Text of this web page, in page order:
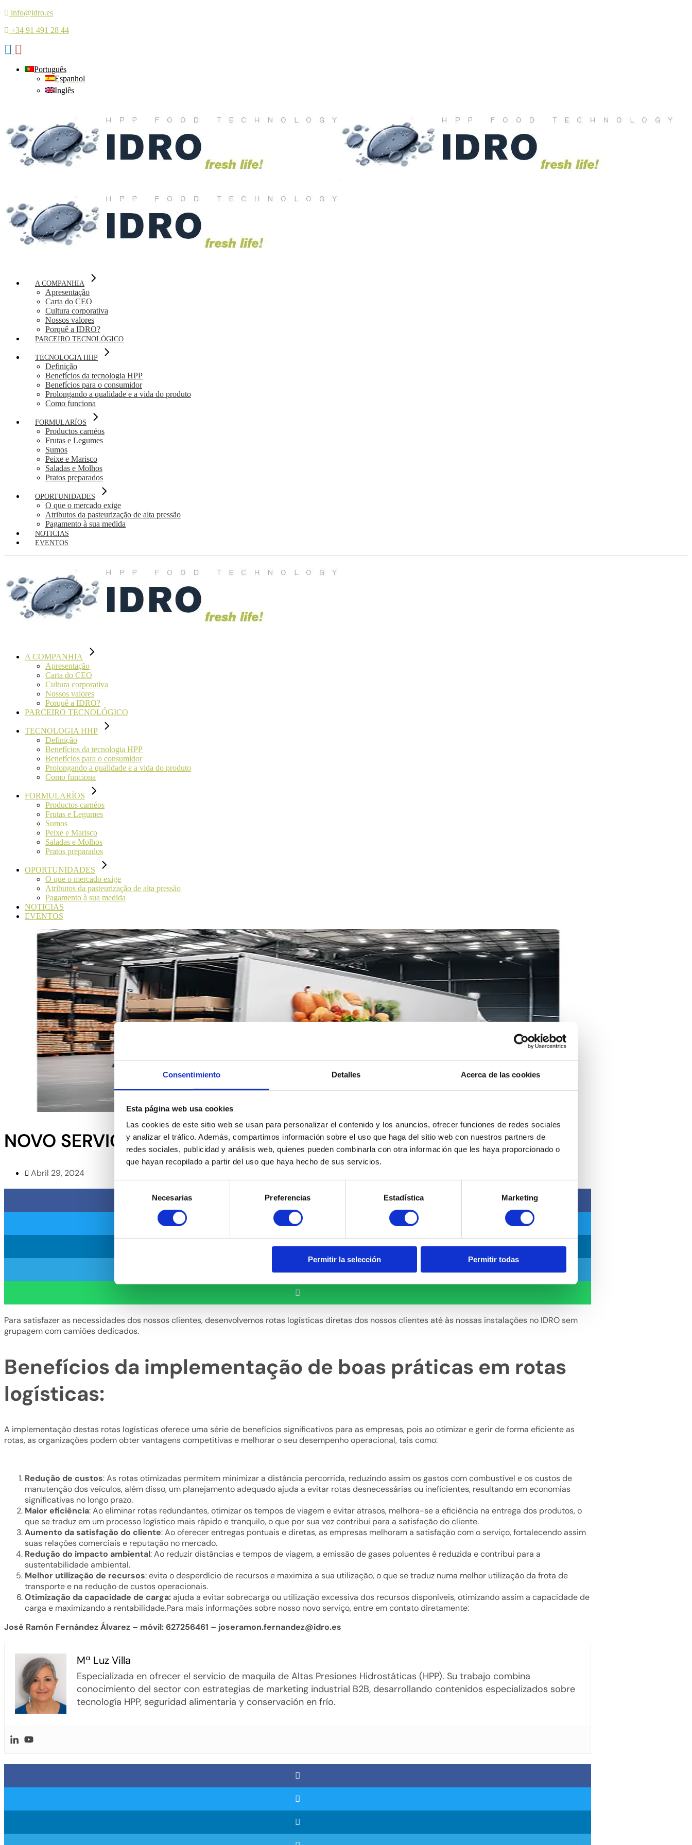
Consentimiento Detalles Acerca de las cookies
Esta página web usa cookies
Las cookies de este sitio web se usan para personalizar el contenido y los anuncios, ofrecer funciones de redes sociales
y analizar el tráfico. Además, compartimos información sobre el uso que haga del sitio web con nuestros partners de
redes sociales, publicidad y análisis web, quienes pueden combinarla con otra información que les haya proporcionado o
que hayan recopilado a partir del uso que haya hecho de sus servicios.
consentimiento
Necesarias Preferencias Estadística Marketing
Permitir la selección Permitir todas
info@idro.es
+34 91 491 28 44
Português
Espanhol
Inglês
A COMPANHIA
Apresentação
Carta do CEO
Cultura corporativa
Nossos valores
Porquê a IDRO?
PARCEIRO TECNOLÓGICO
TECNOLOGIA HHP
Definição
Benefícios da tecnologia HPP
Benefícios para o consumidor
Prolongando a qualidade e a vida do produto
Como funciona
FORMULARÍOS
Productos carnéos
Frutas e Legumes
Sumos
Peixe e Marisco
Saladas e Molhos
Pratos preparados
OPORTUNIDADES
O que o mercado exige
Atributos da pasteurização de alta pressão
Pagamento à sua medida
NOTICIAS
EVENTOS
A COMPANHIA
Apresentação
Carta do CEO
Cultura corporativa
Nossos valores
Porquê a IDRO?
PARCEIRO TECNOLÓGICO
TECNOLOGIA HHP
Definição
Benefícios da tecnologia HPP
Benefícios para o consumidor
Prolongando a qualidade e a vida do produto
Como funciona
FORMULARÍOS
Productos carnéos
Frutas e Legumes
Sumos
Peixe e Marisco
Saladas e Molhos
Pratos preparados
OPORTUNIDADES
O que o mercado exige
Atributos da pasteurização de alta pressão
Pagamento à sua medida
NOTICIAS
EVENTOS
NOVO SERVIÇO DE ROTA LOGÍSTICA
Abril 29, 2024
Para satisfazer as necessidades dos nossos clientes, desenvolvemos rotas logísticas diretas dos nossos clientes até às nossas instalações no IDRO sem
grupagem com camiões dedicados.
Benefícios da implementação de boas práticas em rotas
logísticas:
A implementação destas rotas logísticas oferece uma série de benefícios significativos para as empresas, pois ao otimizar e gerir de forma eficiente as
rotas, as organizações podem obter vantagens competitivas e melhorar o seu desempenho operacional, tais como:
Redução de custos: As rotas otimizadas permitem minimizar a distância percorrida, reduzindo assim os gastos com combustível e os custos de
manutenção dos veículos, além disso, um planejamento adequado ajuda a evitar rotas desnecessárias ou ineficientes, resultando em economias
significativas no longo prazo.
Maior eficiência: Ao eliminar rotas redundantes, otimizar os tempos de viagem e evitar atrasos, melhora-se a eficiência na entrega dos produtos, o
que se traduz em um processo logístico mais rápido e tranquilo, o que por sua vez contribui para a satisfação do cliente.
Aumento da satisfação do cliente: Ao oferecer entregas pontuais e diretas, as empresas melhoram a satisfação com o serviço, fortalecendo assim
suas relações comerciais e reputação no mercado.
Redução do impacto ambiental: Ao reduzir distâncias e tempos de viagem, a emissão de gases poluentes é reduzida e contribui para a
sustentabilidade ambiental.
Melhor utilização de recursos: evita o desperdício de recursos e maximiza a sua utilização, o que se traduz numa melhor utilização da frota de
transporte e na redução de custos operacionais.
Otimização da capacidade de carga:ajuda a evitar sobrecarga ou utilização excessiva dos recursos disponíveis, otimizando assim a capacidade de
carga e maximizando a rentabilidade.Para mais informações sobre nosso novo serviço, entre em contato diretamente:
José Ramón Fernández Álvarez – móvil: 627256461 – joseramon.fernandez@idro.es
Mª Luz Villa
Especializada en ofrecer el servicio de maquila de Altas Presiones Hidrostáticas (HPP). Su trabajo combina
conocimiento del sector con estrategias de marketing industrial B2B, desarrollando contenidos especializados sobre
tecnología HPP, seguridad alimentaria y conservación en frío.